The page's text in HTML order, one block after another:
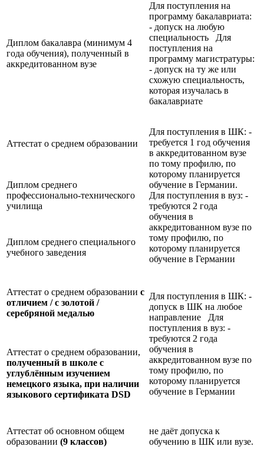
Диплом бакалавра (минимум 4
года обучения), полученный в
аккредитованном вузе
Для поступления на
программу бакалавриата:
- допуск на любую
специальность Для
поступления на
программу магистратуры:
- допуск на ту же или
схожую специальность,
которая изучалась в
бакалавриате
Аттестат о среднем образовании
Для поступления в ШК: -
требуется 1 год обучения
в аккредитованном вузе
по тому профилю, по
которому планируется
обучение в Германии.
Для поступления в вуз: -
требуются 2 года
обучения в
аккредитованном вузе по
тому профилю, по
которому планируется
обучение в Германии
Диплом среднего
профессионально-технического
училища
Диплом среднего специального
учебного заведения
Аттестат о среднем образовании с
отличием / с золотой /
серебряной медалью
Для поступления в ШК: -
допуск в ШК на любое
направление Для
поступления в вуз: -
требуются 2 года
обучения в
аккредитованном вузе по
тому профилю, по
которому планируется
обучение в Германии
Аттестат о среднем образовании,
полученный в школе с
углублённым изучением
немецкого языка, при наличии
языкового сертификата DSD
Аттестат об основном общем
образовании (9 классов)
не даёт допуска к
обучению в ШК или вузе.